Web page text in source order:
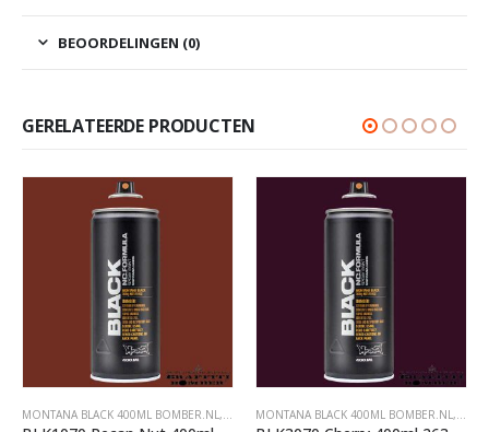
BEOORDELINGEN (0)
GERELATEERDE PRODUCTEN
SPUITBUSSEN
BLACK BOMBER.NL ,MONTANA GRAFFITI SPUITBUSSEN
MONTANA BLACK 400ML BOMBER.NL , MONTANA BLACK BOMBER.NL ,MONTANA
MONTANA BLACK 400ML BOMBER.NL ,